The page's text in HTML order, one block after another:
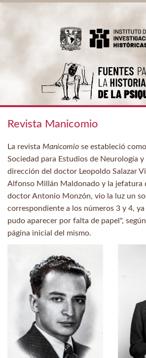
Revista Manicomio
La revista Manicomio se estableció
Sociedad para Estudios de Neurología
dirección del doctor Leopoldo Salazar
Alfonso Millán Maldonado y la jefatura
doctor Antonio Monzón, vio la luz un
correspondiente a los números 3 y 4,
pudo aparecer por falta de papel",
página inicial del mismo.